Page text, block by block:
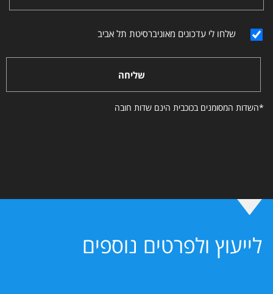
שלחו לי עדכונים מאוניברסיטת תל אביב
שליחה
*השדות המסומנים בכוכבית הינם שדות חובה
לייעוץ ולפרטים נוספים